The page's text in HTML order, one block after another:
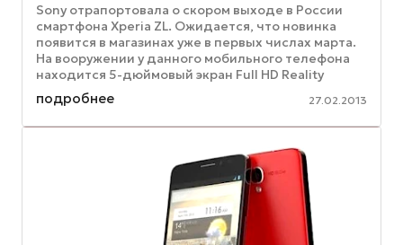
Sony отрапортовала о скором выходе в России
смартфона Xperia ZL. Ожидается, что новинка
появится в магазинах уже в первых числах марта.
На вооружении у данного мобильного телефона
находится 5-дюймовый экран Full HD Reality
Display, разрешение ...
подробнее 27.02.2013